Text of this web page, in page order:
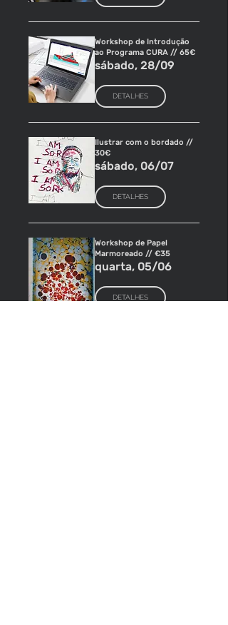
Workshop de Introdução
ao Programa CURA // 65€
sábado, 28/09
DETALHES
Ilustrar com o bordado //
30€
sábado, 06/07
DETALHES
Workshop de Papel
Marmoreado // €35
quarta, 05/06
DETALHES